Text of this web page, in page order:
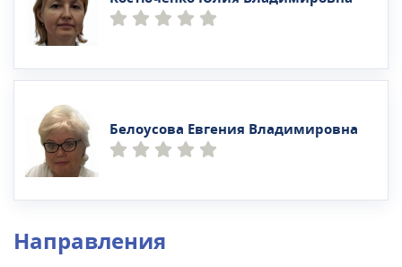
Белоусова Евгения Владимировна
Направления